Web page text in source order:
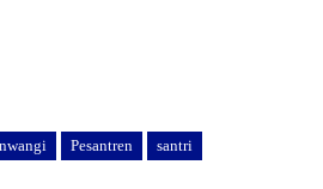
Pesantren
santri